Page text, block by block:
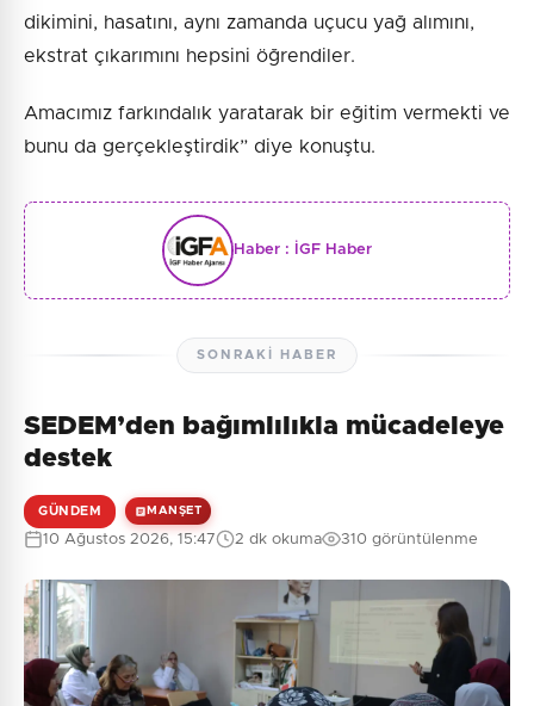
dikimini, hasatını, aynı zamanda uçucu yağ alımını,
ekstrat çıkarımını hepsini öğrendiler.
Amacımız farkındalık yaratarak bir eğitim vermekti ve
bunu da gerçekleştirdik” diye konuştu.
Haber : İGF Haber
SONRAKI HABER
SEDEM’den bağımlılıkla mücadeleye
destek
GÜNDEM MANŞET
10 Ağustos 2026, 15:47 2 dk okuma 310 görüntülenme